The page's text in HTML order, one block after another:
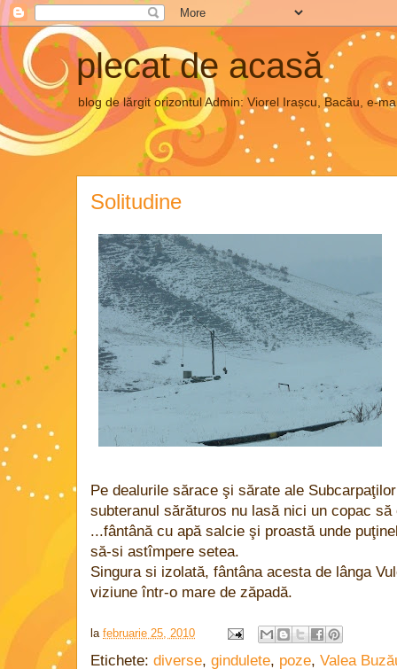
plecat de acasă
blog de lărgit orizontul Admin: Viorel Irașcu, Bacău, e-
Solitudine
Pe dealurile sărace şi sărate ale
subteranul sărăturos nu lasă nici un copac
...fântână cu apă salcie şi proastă unde
să-si astîmpere setea.
Singura si izolată, fântâna acesta de lânga
viziune într-o mare de zăpadă.
la februarie 25, 2010
Etichete: diverse, gindulete, poze, Valea